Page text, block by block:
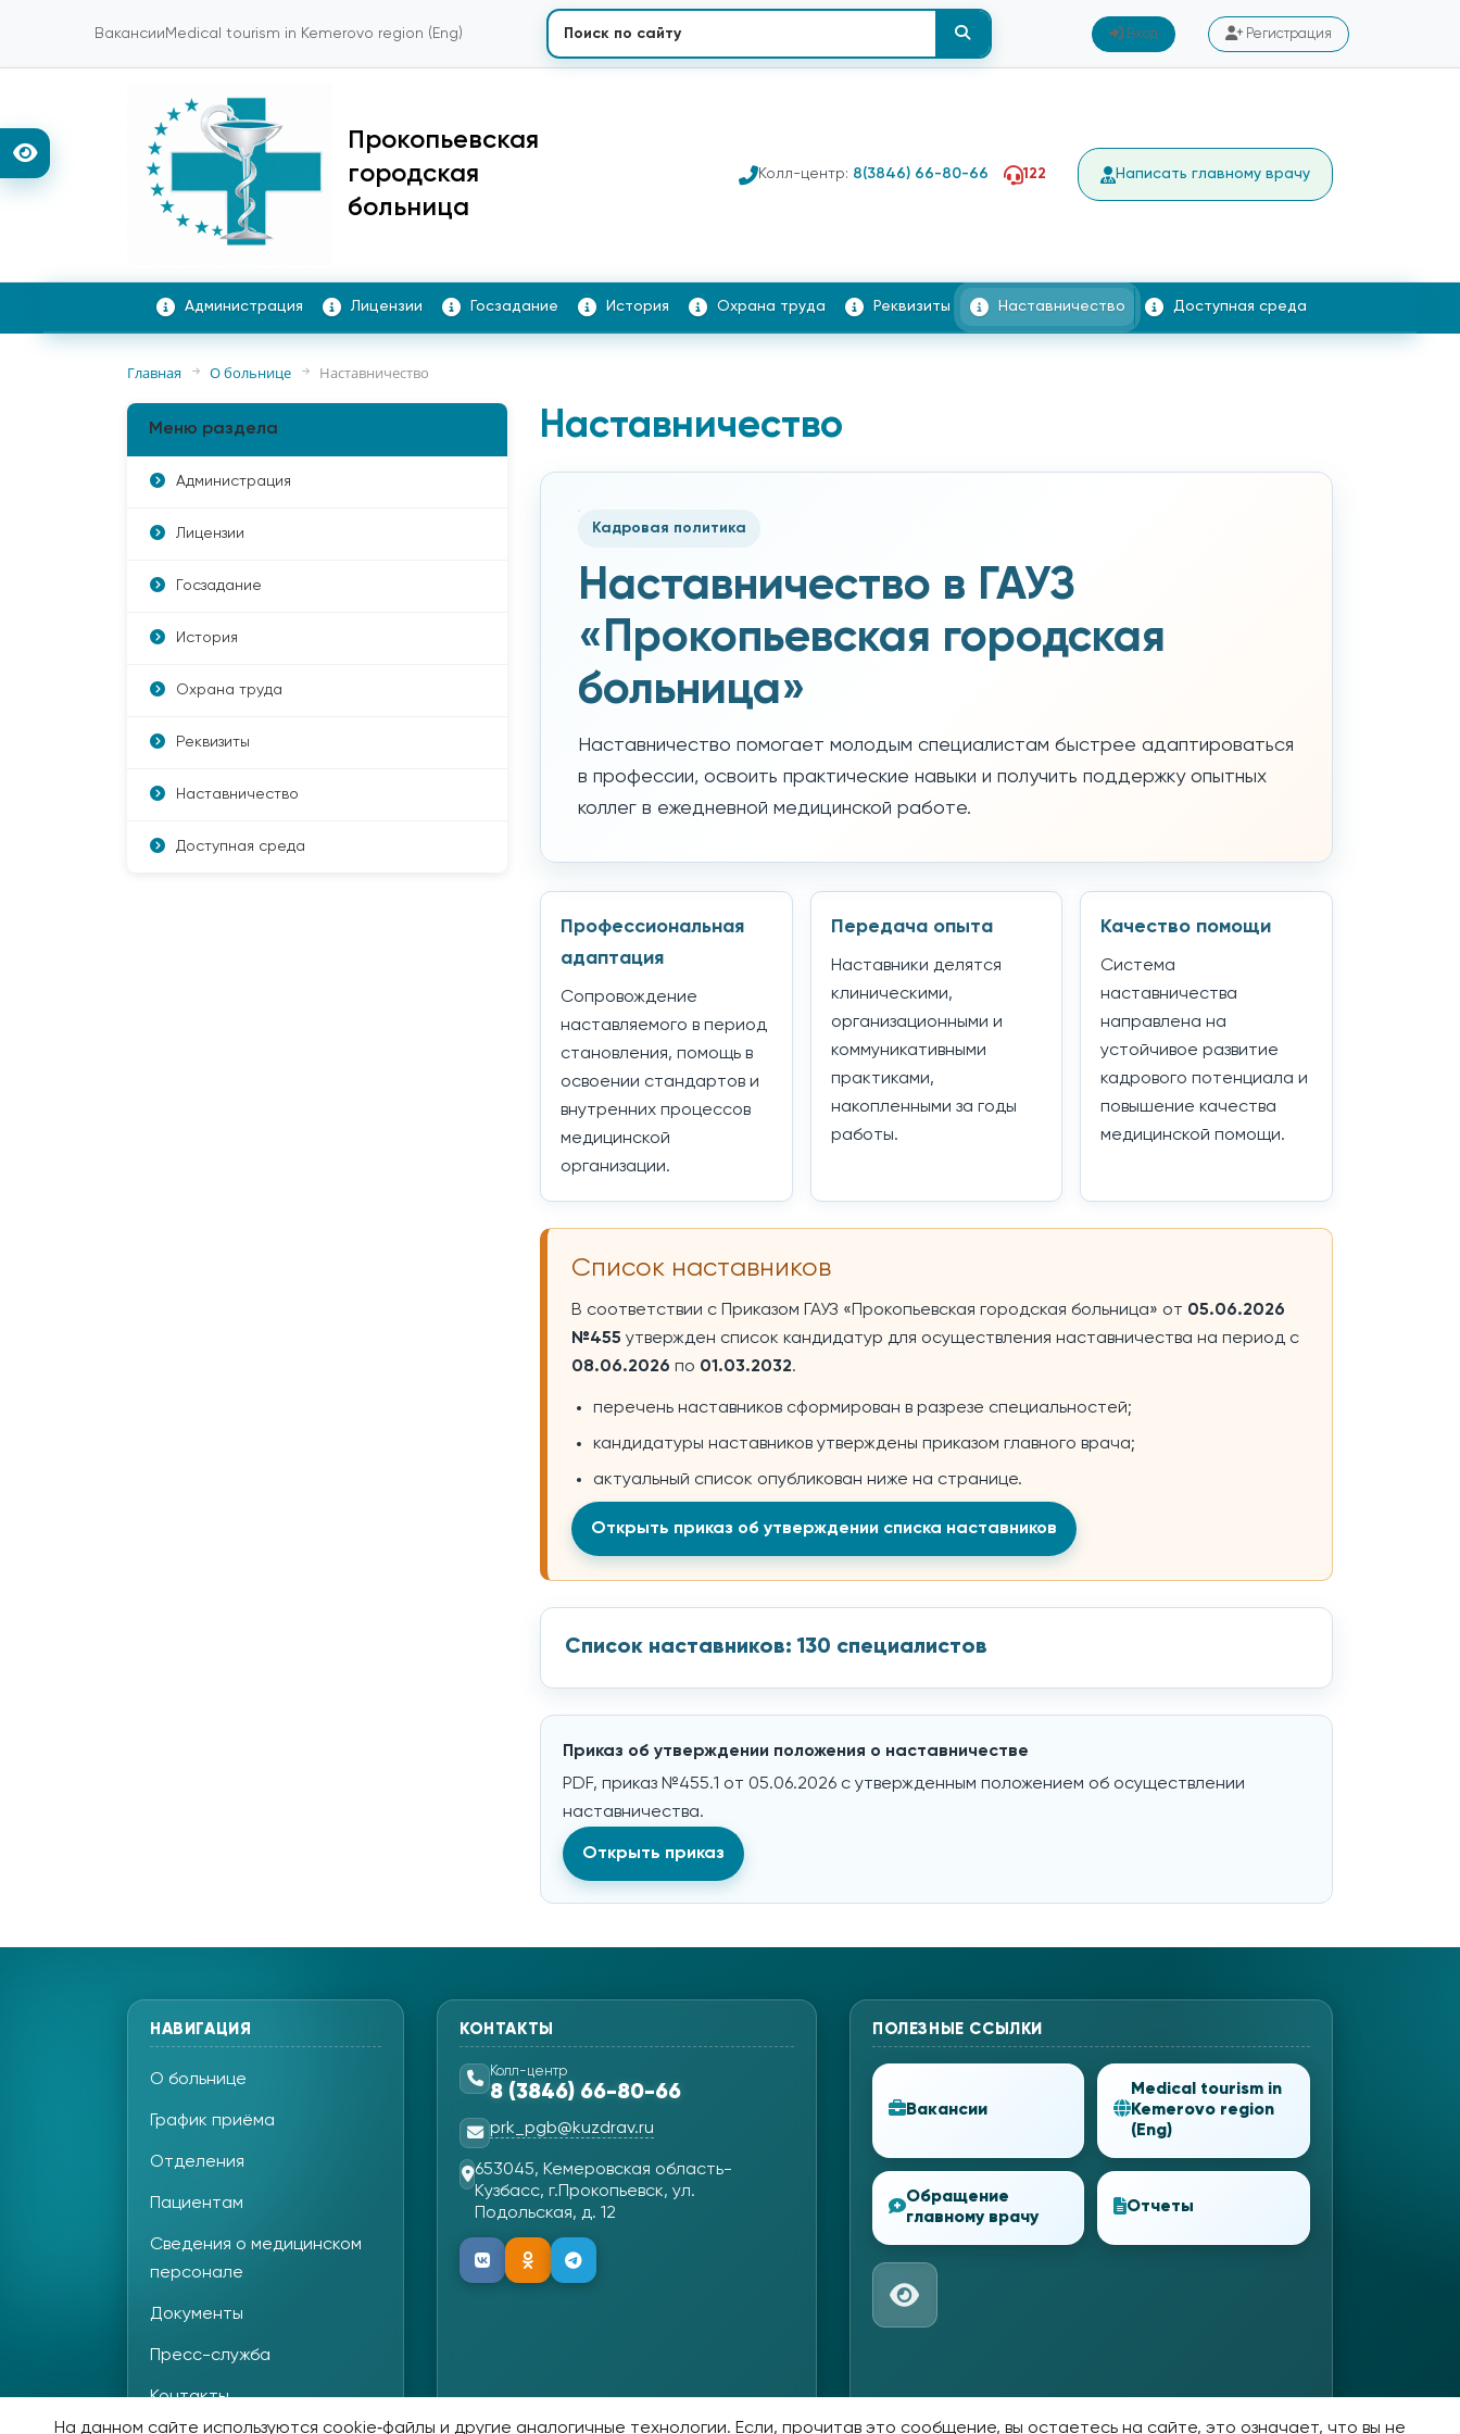
Вакансии Medical tourism in Kemerovo region (Eng) Вход Регистрация
Прокопьевская
городская
больница
Колл-центр: 8(3846) 66-80-66 122 Написать главному врачу
Администрация Лицензии Госзадание История Охрана труда Реквизиты Наставничество Доступная среда
Главная О больнице Наставничество
Меню раздела
Администрация
Лицензии
Госзадание
История
Охрана труда
Реквизиты
Наставничество
Доступная среда
Наставничество
Кадровая политика
Наставничество в ГАУЗ
«Прокопьевская городская
больница»
Наставничество помогает молодым специалистам быстрее адаптироваться
в профессии, освоить практические навыки и получить поддержку опытных
коллег в ежедневной медицинской работе.
Профессиональная
адаптация
Сопровождение
наставляемого в период
становления, помощь в
освоении стандартов и
внутренних процессов
медицинской
организации.
Передача опыта
Наставники делятся
клиническими,
организационными и
коммуникативными
практиками,
накопленными за годы
работы.
Качество помощи
Система
наставничества
направлена на
устойчивое развитие
кадрового потенциала и
повышение качества
медицинской помощи.
Список наставников
В соответствии с Приказом ГАУЗ «Прокопьевская городская больница» от 05.06.2026
№455 утвержден список кандидатур для осуществления наставничества на период с
08.06.2026 по 01.03.2032.
перечень наставников сформирован в разрезе специальностей;
кандидатуры наставников утверждены приказом главного врача;
актуальный список опубликован ниже на странице.
Открыть приказ об утверждении списка наставников
Список наставников: 130 специалистов
Приказ об утверждении положения о наставничестве
PDF, приказ №455.1 от 05.06.2026 с утвержденным положением об осуществлении
наставничества.
Открыть приказ
НАВИГАЦИЯ
О больнице
График приёма
Отделения
Пациентам
Сведения о медицинском
персонале
Документы
Пресс-служба
Контакты
КОНТАКТЫ
Колл-центр
8 (3846) 66-80-66
prk_pgb@kuzdrav.ru
653045, Кемеровская область-
Кузбасс, г.Прокопьевск, ул.
Подольская, д. 12
ПОЛЕЗНЫЕ ССЫЛКИ
Вакансии
Medical tourism in
Kemerovo region
(Eng)
Обращение
главному врачу
Отчеты
На данном сайте используются cookie‑файлы и другие аналогичные технологии. Если, прочитав это сообщение, вы остаетесь на сайте, это означает, что вы не